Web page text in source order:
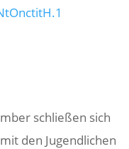
schließen sich
den Jugend­li­chen